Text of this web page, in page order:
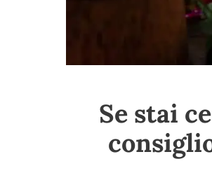
Se stai